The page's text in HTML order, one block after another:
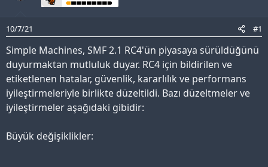
10/7/21 #1
Simple Machines, SMF 2.1 RC4'ün piyasaya sürüldüğünü
duyurmaktan mutluluk duyar. RC4 için bildirilen ve
etiketlenen hatalar, güvenlik, kararlılık ve performans
iyileştirmeleriyle birlikte düzeltildi. Bazı düzeltmeler ve
iyileştirmeler aşağıdaki gibidir:
Büyük değişiklikler: